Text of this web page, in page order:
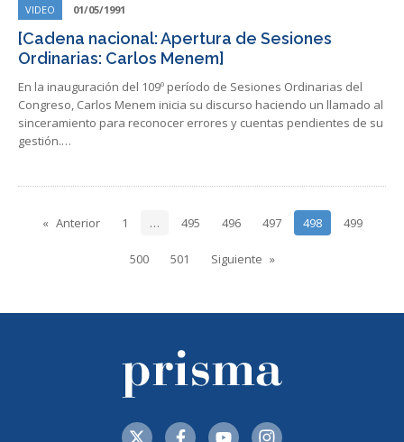
VIDEO 01/05/1991
[Cadena nacional: Apertura de Sesiones
Ordinarias: Carlos Menem]
En la inauguración del 109º período de Sesiones Ordinarias del
Congreso, Carlos Menem inicia su discurso haciendo un llamado al
sinceramiento para reconocer errores y cuentas pendientes de su
gestión.…
Anterior 1 … 495 496 497 498 499
500 501 Siguiente